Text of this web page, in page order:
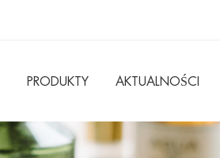
PRODUKTY AKTUALNOŚCI